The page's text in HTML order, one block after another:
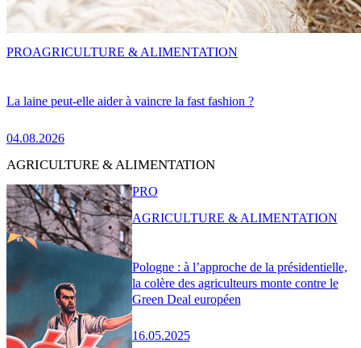
La laine peut-elle aider à vaincre la fast fashion ?
04.08.2026
PROAGRICULTURE & ALIMENTATION
AGRICULTURE & ALIMENTATION
Pologne : à l’approche de la présidentielle,
la colère des agriculteurs monte contre le
Green Deal européen
16.05.2025
PRO
AGRICULTURE & ALIMENTATION